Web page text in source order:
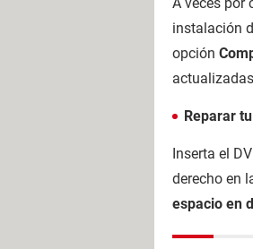
instalación
opción
Reparar
Inserta el
derecho en
espacio en